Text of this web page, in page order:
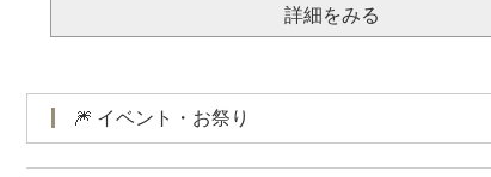
詳細をみる
🎆 イベント・お祭り